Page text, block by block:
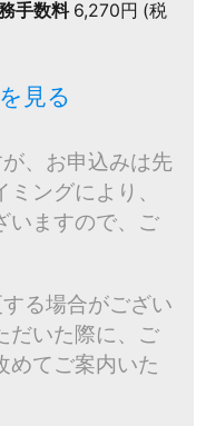
手数料 6,270円 (税
見る
、お申込みは先
ングにより、
いますので、ご
る場合がござい
だいた際に、ご
めてご案内いた